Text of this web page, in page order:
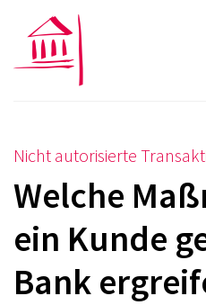
Nicht autorisierte
Welche
ein Kunde
Bank